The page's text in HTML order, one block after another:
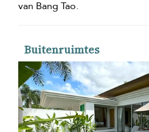
van Bang Tao.
Buitenruimtes